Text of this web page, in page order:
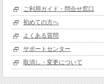
ご利用ガイド・問合せ窓口
初めての方へ
よくある質問
サポートセンター
取消し・変更について